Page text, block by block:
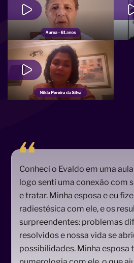
Conheci o Evaldo em uma
logo senti uma conexão com
e tratar. Minha esposa e eu
radiestésica com ele, e os
surpreendentes: problemas
resolvidos e nossa vida se
possibilidades. Minha esposa